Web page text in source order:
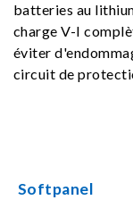
batteries au
charge V-I
éviter
circuit de
Softpanel